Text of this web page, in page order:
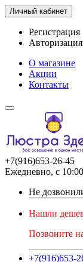
Личный кабинет
Регистрация
Авторизация
О магазине
Акции
Контакты
+7(916)653-26-45
Ежедневно, с
Не
Нашли
Позвоните
+7(916)653-